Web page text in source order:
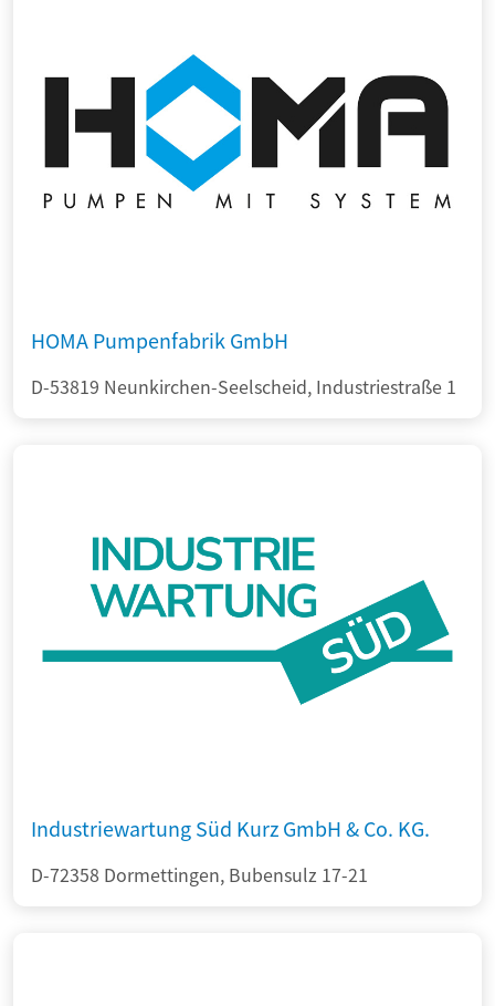
HOMA Pumpenfabrik GmbH
D-53819 Neunkirchen-Seelscheid, Industriestraße 1
Industriewartung Süd Kurz GmbH & Co. KG.
D-72358 Dormettingen, Bubensulz 17-21